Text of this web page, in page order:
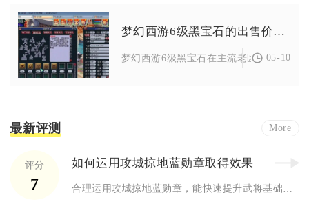
梦幻西游6级黑宝石的出售价多少
梦幻西游6级黑宝石在主流老区的出售价
05-10
最新评测 More
评分
7
如何运用攻城掠地蓝勋章取得效果